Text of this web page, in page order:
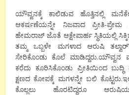
ಯೌವ್ವನಕ್ಕೆ ಕಾಲಿಡುವ ಹೊತ್ತಿನಲ್ಲಿ
ಆಕರ್ಷಣೆಯನ್ನೇ ನಿಜವಾದ ಪ್ರೀತಿ-
ಹೇಮರಾಜ್ ಜೊತೆ ಆಕ್ಷೇಪಾರ್ಹ ಸ್ಥಿತಿಯಲ್ಲಿ
ತಮ್ಮ ಒಬ್ಬಳೇ ಮಗಳಾದ ಆರುಷಿ
ಸೇರಿಕೊಂಡು ಕೊಲೆ ಮಾಡಿದ್ದರು.ಯೌವ್ವನ
ಕರೆದು ಕೂರಿಸಿಕೊಂಡು ಪ್ರೀತಿಯಿಂದ ಬುದ್ಧಿ
ಕ್ಷಣದ ಕೋಪಕ್ಕೆ ಮಗಳನ್ನೇ ಬಲಿ
ಕೊಲ್ಲಲು ಹೊರಟಿದ್ದರೂ